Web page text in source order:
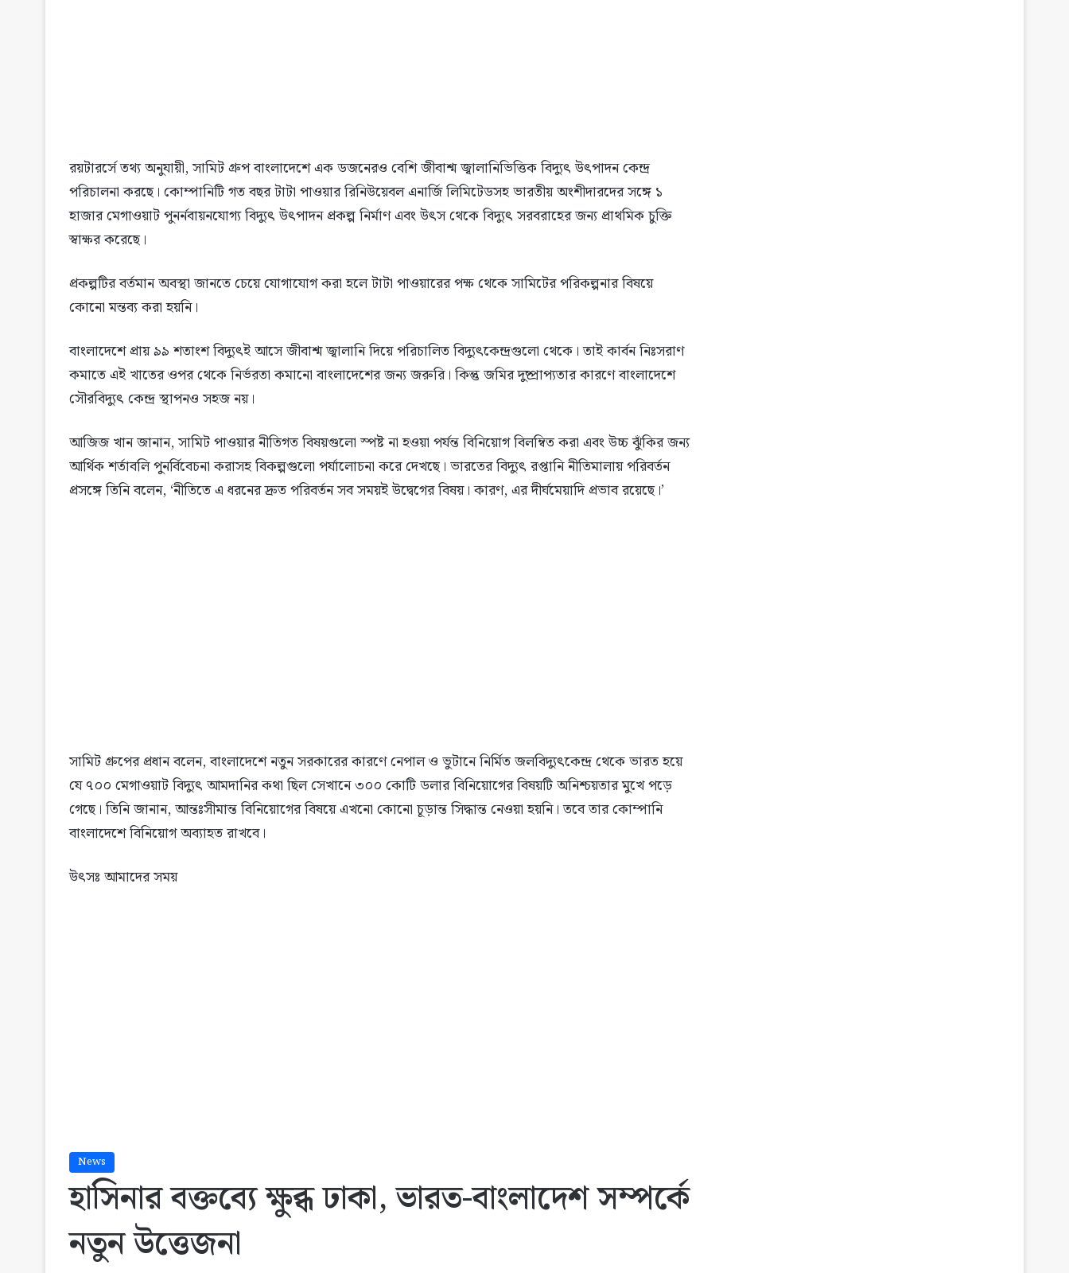
রয়টারর্সে তথ্য অনুযায়ী, সামিট গ্রুপ বাংলাদেশে এক ডজনেরও বেশি জীবাশ্ম জ্বালানিভিত্তিক বিদ্যুৎ উৎপাদন কেন্দ্র
পরিচালনা করছে। কোম্পানিটি গত বছর টাটা পাওয়ার রিনিউয়েবল এনার্জি লিমিটেডসহ ভারতীয় অংশীদারদের সঙ্গে ১
হাজার মেগাওয়াট পুনর্নবায়নযোগ্য বিদ্যুৎ উৎপাদন প্রকল্প নির্মাণ এবং উৎস থেকে বিদ্যুৎ সরবরাহের জন্য প্রাথমিক চুক্তি
স্বাক্ষর করেছে।
প্রকল্পটির বর্তমান অবস্থা জানতে চেয়ে যোগাযোগ করা হলে টাটা পাওয়ারের পক্ষ থেকে সামিটের পরিকল্পনার বিষয়ে
কোনো মন্তব্য করা হয়নি।
বাংলাদেশে প্রায় ৯৯ শতাংশ বিদ্যুৎই আসে জীবাশ্ম জ্বালানি দিয়ে পরিচালিত বিদ্যুৎকেন্দ্রগুলো থেকে। তাই কার্বন নিঃসরাণ
কমাতে এই খাতের ওপর থেকে নির্ভরতা কমানো বাংলাদেশের জন্য জরুরি। কিন্তু জমির দুষ্প্রাপ্যতার কারণে বাংলাদেশে
সৌরবিদ্যুৎ কেন্দ্র স্থাপনও সহজ নয়।
আজিজ খান জানান, সামিট পাওয়ার নীতিগত বিষয়গুলো স্পষ্ট না হওয়া পর্যন্ত বিনিয়োগ বিলম্বিত করা এবং উচ্চ ঝুঁকির জন্য
আর্থিক শর্তাবলি পুনর্বিবেচনা করাসহ বিকল্পগুলো পর্যালোচনা করে দেখছে। ভারতের বিদ্যুৎ রপ্তানি নীতিমালায় পরিবর্তন
প্রসঙ্গে তিনি বলেন, ‘নীতিতে এ ধরনের দ্রুত পরিবর্তন সব সময়ই উদ্বেগের বিষয়। কারণ, এর দীর্ঘমেয়াদি প্রভাব রয়েছে।’
সামিট গ্রুপের প্রধান বলেন, বাংলাদেশে নতুন সরকারের কারণে নেপাল ও ভুটানে নির্মিত জলবিদ্যুৎকেন্দ্র থেকে ভারত হয়ে
যে ৭০০ মেগাওয়াট বিদ্যুৎ আমদানির কথা ছিল সেখানে ৩০০ কোটি ডলার বিনিয়োগের বিষয়টি অনিশ্চয়তার মুখে পড়ে
গেছে। তিনি জানান, আন্তঃসীমান্ত বিনিয়োগের বিষয়ে এখনো কোনো চূড়ান্ত সিদ্ধান্ত নেওয়া হয়নি। তবে তার কোম্পানি
বাংলাদেশে বিনিয়োগ অব্যাহত রাখবে।
উৎসঃ আমাদের সময়